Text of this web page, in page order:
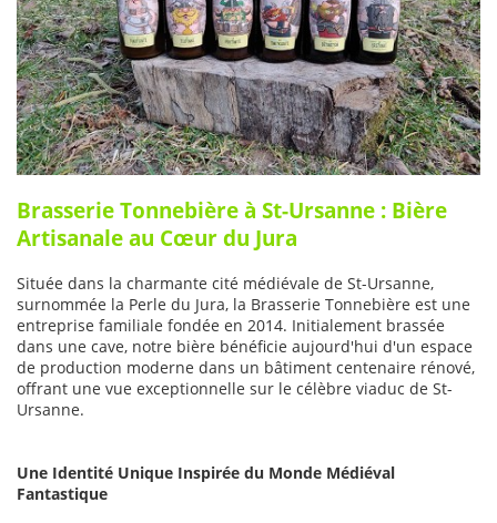
Brasserie Tonnebière à St-Ursanne : Bière
Artisanale au Cœur du Jura
Située dans la charmante cité médiévale de St-Ursanne,
surnommée la Perle du Jura, la Brasserie Tonnebière est une
entreprise familiale fondée en 2014. Initialement brassée
dans une cave, notre bière bénéficie aujourd'hui d'un espace
de production moderne dans un bâtiment centenaire rénové,
offrant une vue exceptionnelle sur le célèbre viaduc de St-
Ursanne.
Une Identité Unique Inspirée du Monde Médiéval
Fantastique